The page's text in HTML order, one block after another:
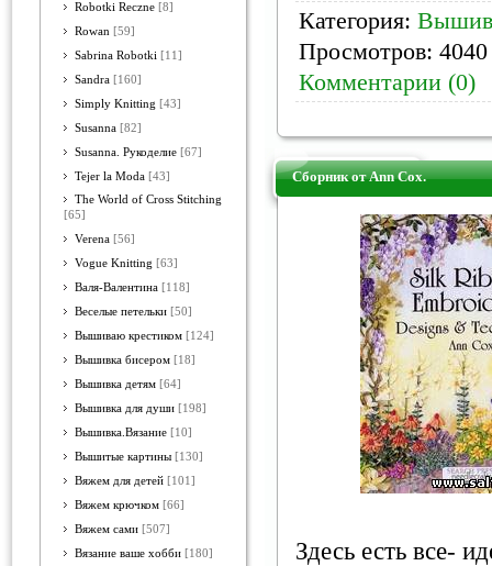
Robotki Reczne [8]
Rowan [59]
Sabrina Robotki [11]
Sandra [160]
Simply Knitting [43]
Susanna [82]
Susanna. Рукоделие [67]
Tejer la Moda [43]
The World of Cross Stitching
[65]
Verena [56]
Vogue Knitting [63]
Валя-Валентина [118]
Веселые петельки [50]
Вышиваю крестиком [124]
Вышивка бисером [18]
Вышивка детям [64]
Вышивка для души [198]
Вышивка.Вязание [10]
Вышитые картины [130]
Вяжем для детей [101]
Вяжем крючком [66]
Вяжем сами [507]
Вязание ваше хобби [180]
Категория:
Просмотров:
Комментарии (0)
Сборник от Ann Cox.
Здесь есть все-